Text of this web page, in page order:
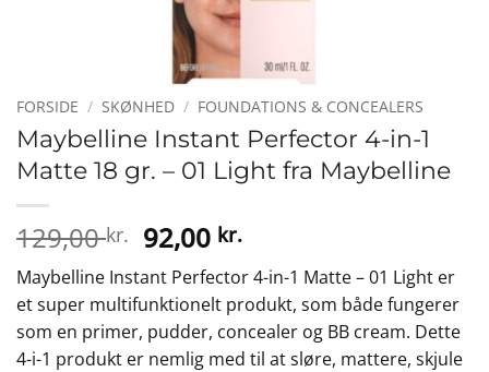
FORSIDE / SKØNHED / FOUNDATIONS & CONCEALERS
Maybelline Instant Perfector 4-in-1
Matte 18 gr. – 01 Light fra Maybelline
129,00kr. Den
oprindelige
pris
var:
129,00 kr..
92,00 kr.Den
aktuelle
pris
er:
92,00 kr..
Maybelline Instant Perfector 4-in-1 Matte – 01 Light er
et super multifunktionelt produkt, som både fungerer
som en primer, pudder, concealer og BB cream. Dette
4-i-1 produkt er nemlig med til at sløre, mattere, skjule